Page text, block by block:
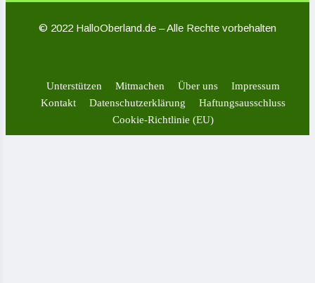
© 2022 HalloOberland.de – Alle Rechte vorbehalten
Unterstützen Mitmachen Über uns
Impressum
Kontakt
Datenschutzerklärung
Haftungsausschluss
Cookie-Richtlinie (EU)